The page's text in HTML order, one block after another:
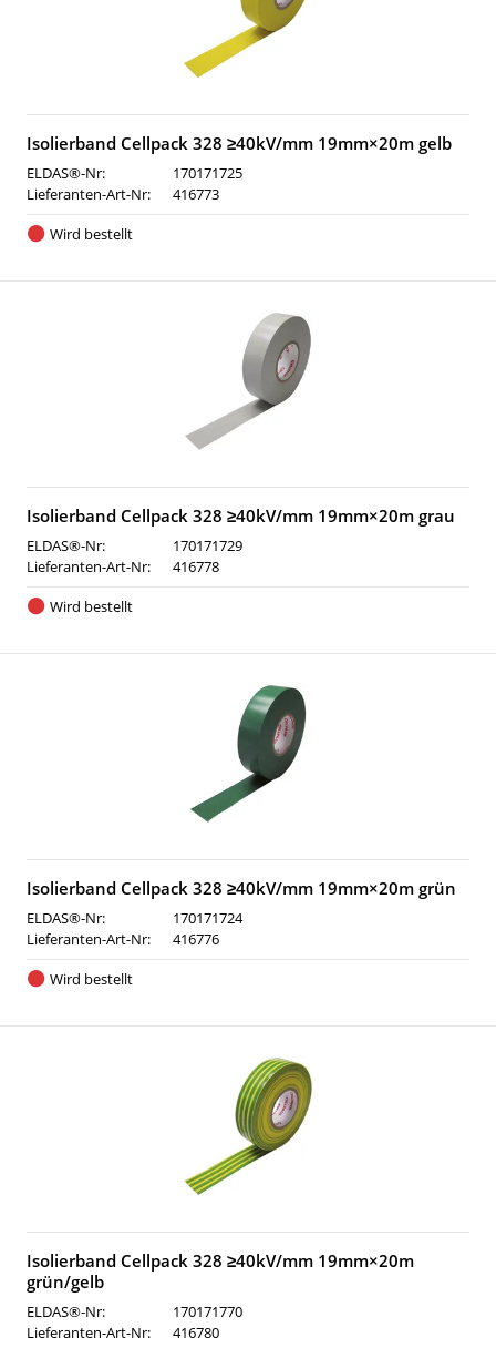
Isolierband Cellpack 328 ≥40kV/mm 19mm×20m gelb
ELDAS®-Nr:
170171725
Lieferanten-Art-Nr:
416773
Wird bestellt
Isolierband Cellpack 328 ≥40kV/mm 19mm×20m grau
ELDAS®-Nr:
170171729
Lieferanten-Art-Nr:
416778
Wird bestellt
Isolierband Cellpack 328 ≥40kV/mm 19mm×20m grün
ELDAS®-Nr:
170171724
Lieferanten-Art-Nr:
416776
Wird bestellt
Isolierband Cellpack 328 ≥40kV/mm 19mm×20m
grün/gelb
ELDAS®-Nr:
170171770
Lieferanten-Art-Nr:
416780